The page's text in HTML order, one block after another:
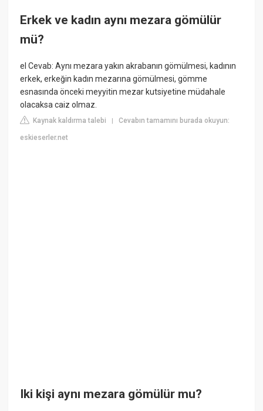
Erkek ve kadın aynı mezara gömülür
mü?
el Cevab: Aynı mezara yakın akrabanın gömülmesi, kadının
erkek, erkeğin kadın mezarına gömülmesi, gömme
esnasında önceki meyyitin mezar kutsiyetine müdahale
olacaksa caiz olmaz.
Kaynak kaldırma talebi |Cevabın tamamını burada okuyun:
eskieserler.net
Iki kişi aynı mezara gömülür mu?